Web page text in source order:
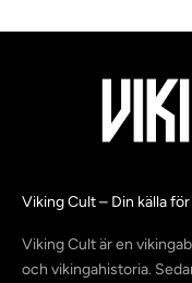
Viking Cult – Din källa
Viking Cult är en
och vikingahistoria.